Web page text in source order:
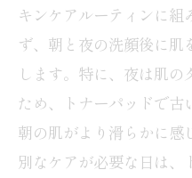
トナーパッド
美肌を育むトナー
美肌に導くトナ
キンケアルーティンに組
ず、朝と夜の洗顔後に肌
します。特に、夜は肌
ため、トナーパッドで古
朝の肌がより滑らかに
別なケアが必要な日は、